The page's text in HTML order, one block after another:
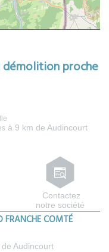
proche
à 9 km de Audincourt
Contactez
notre société
FRANCHE COMTÉ
Audincourt